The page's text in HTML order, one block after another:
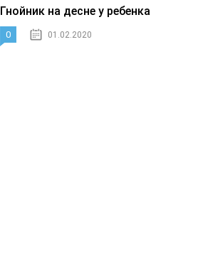
Гнойник на десне у ребенка
0 01.02.2020